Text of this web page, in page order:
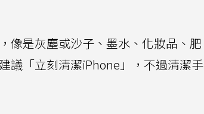
像是灰塵或沙子、墨水、化妝品、肥
議「立刻清潔iPhone」，不過清潔手